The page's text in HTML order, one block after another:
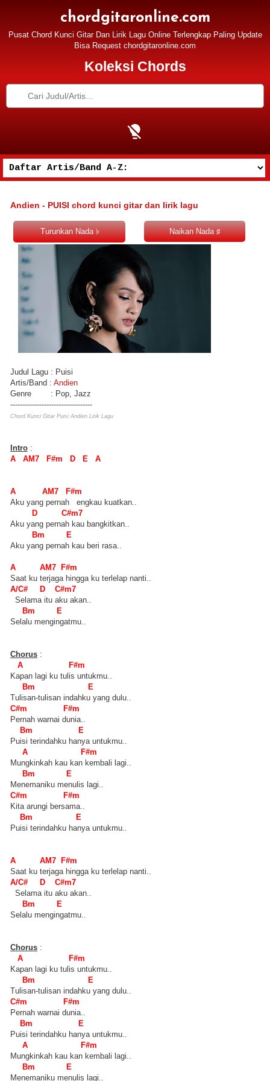
chordgitaronline.com
Pusat Chord Kunci Gitar Dan Lirik Lagu Online Terlengkap Paling Update
Bisa Request chordgitaronline.com
Koleksi Chords
Andien - PUISI chord kunci gitar dan lirik lagu
Judul Lagu : Puisi
Artis/Band : Andien
Genre : Pop, Jazz
----------------------------------
Chord Kunci Gitar Puisi Andien Lirik Lagu
Intro :
A AM7 F#m D E A
A AM7 F#m
Aku yang pernah engkau kuatkan..
D C#m7
Aku yang pernah kau bangkitkan..
Bm E
Aku yang pernah kau beri rasa..
A AM7 F#m
Saat ku terjaga hingga ku terlelap nanti..
A/C# D C#m7
Selama itu aku akan..
Bm E
Selalu mengingatmu..
Chorus :
A F#m
Kapan lagi ku tulis untukmu..
Bm E
Tulisan-tulisan indahku yang dulu..
C#m F#m
Pernah warnai dunia..
Bm E
Puisi terindahku hanya untukmu..
A F#m
Mungkinkah kau kan kembali lagi..
Bm E
Menemaniku menulis lagi..
C#m F#m
Kita arungi bersama..
Bm E
Puisi terindahku hanya untukmu..
A AM7 F#m
Saat ku terjaga hingga ku terlelap nanti..
A/C# D C#m7
Selama itu aku akan..
Bm E
Selalu mengingatmu..
Chorus :
A F#m
Kapan lagi ku tulis untukmu..
Bm E
Tulisan-tulisan indahku yang dulu..
C#m F#m
Pernah warnai dunia..
Bm E
Puisi terindahku hanya untukmu..
A F#m
Mungkinkah kau kan kembali lagi..
Bm E
Menemaniku menulis lagi..